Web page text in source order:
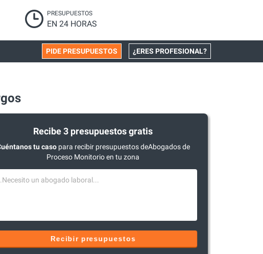
PRESUPUESTOS
EN 24 HORAS
¿ERES PROFESIONAL?
PIDE PRESUPUESTOS
Recibe 3 presupuestos gratis
tu casopara recibir presupuestos deAbogados de
Proceso Monitorio en tu zona
Recibir presupuestos